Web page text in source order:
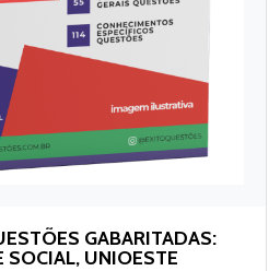
GABARITADAS:
SOCIAL, UNIOESTE